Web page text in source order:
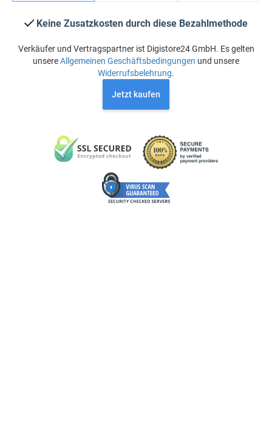
Keine Zusatzkosten durch diese Bezahlmethode
Verkäufer und Vertragspartner ist Digistore24 GmbH. Es gelten
unsereAllgemeinen Geschäftsbedingungen und unsere
Widerrufsbelehrung.
Jetzt kaufen